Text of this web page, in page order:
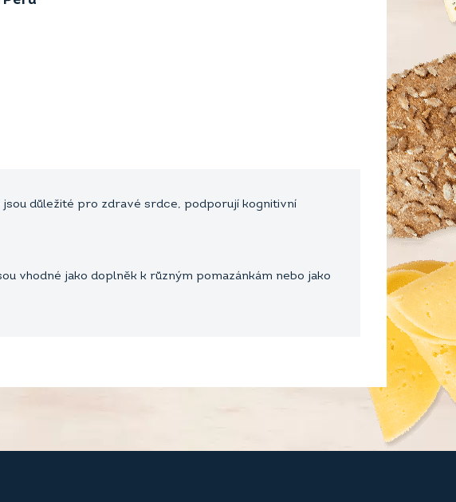
důležité pro zdravé srdce, podporují kognitivní
vhodné jako doplněk k různým pomazánkám nebo jako